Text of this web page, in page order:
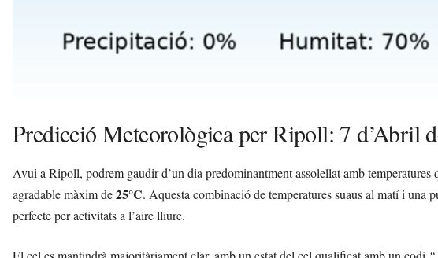
Predicció Meteorològica per Ripoll: 7 d’Abril
Avui a Ripoll, podrem gaudir d’un dia predominantment assolellat amb temperatures
agradable màxim de25°C. Aquesta combinació de temperatures suaus al matí i una
perfecte per activitats a l’aire lliure.